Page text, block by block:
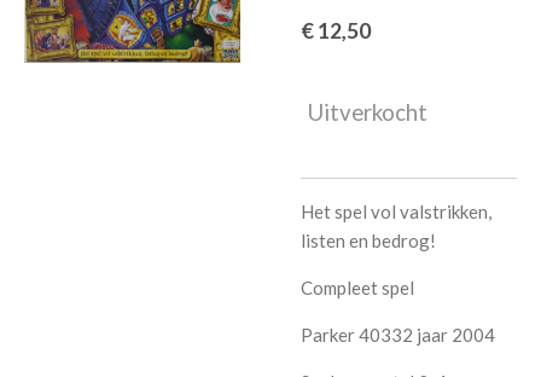
€ 12,50
Uitverkocht
Het spel vol valstrikken,
listen en bedrog!
Compleet spel
Parker 40332 jaar 2004